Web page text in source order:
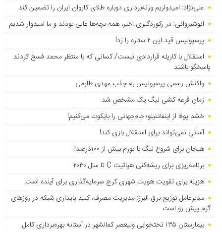
علی‌نژاد: امیدواریم وزنه‌برداری دوباره طلای کاروان ایران را تضمین کند
انوشیروانی: در رکوردگیری اخیر، همه بچه‌ها عالی بودند و ما امیدوار شدیم
پرسپولیس قید این ۲ ستاره را زد!
استقلال با کاریله قراردادی نبست/ کسانی که با منتظر محمد فسخ کردند
پاسخگو باشند
واکنش رسمی پرسپولیس به جذب مهدی طارمی
زمان قرعه کشی لیگ یک مشخص شد
خشم یوفا از اینفانتینو؛ جام‌جهانی را بایکوت می‌کنیم!
آسانی نمی‌تواند برای استقلال بازی کند!
هیجان برای شروع لیگ با تورم بیش از ۱۰۰درصد!
برنامه‌ریزی برای ریشه‌کنی هپاتیت C تا سال ۲۰۳۰
هزینه برای تقویت هویت شهری کرج سرمایه‌گذاری برای آینده است
مدیرعامل توزیع برق البرز: مدیریت مصرف، کلید پایداری شبکه در روزهای
گرم پیش رو است
بیمارستان ۱۳۵ تختخوابی ولیعصر کمالشهر در آستانه بهره‌برداری کامل